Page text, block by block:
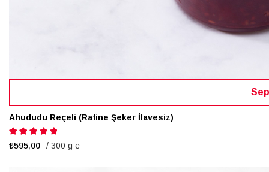
Ahududu Reçeli (Rafine Şeker İlavesiz)
Puanlama:
₺595,00 / 300 g e